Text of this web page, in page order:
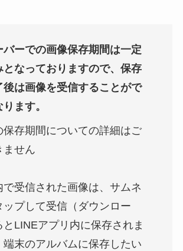
バーでの画像保存期間は一定
となっておりますので、保存
後は画像を受信することがで
ます。
存期間についての詳細はご
ません
で受信された画像は、サムネ
ップして受信（ダウンロー
とLINEアプリ内に保存されま
端末のアルバムに保存したい